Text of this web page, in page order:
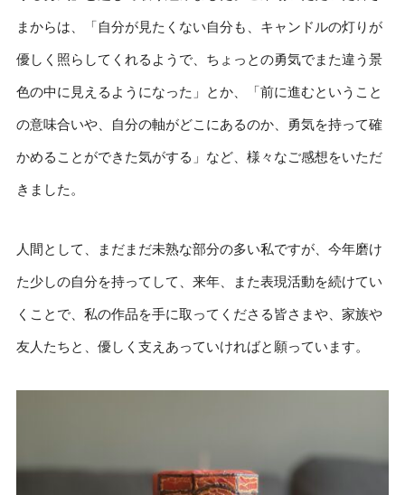
まからは、「自分が見たくない自分も、キャンドルの灯りが
優しく照らしてくれるようで、ちょっとの勇気でまた違う景
色の中に見えるようになった」とか、「前に進むということ
の意味合いや、自分の軸がどこにあるのか、勇気を持って確
かめることができた気がする」など、様々なご感想をいただ
きました。
人間として、まだまだ未熟な部分の多い私ですが、今年磨け
た少しの自分を持ってして、来年、また表現活動を続けてい
くことで、私の作品を手に取ってくださる皆さまや、家族や
友人たちと、優しく支えあっていければと願っています。